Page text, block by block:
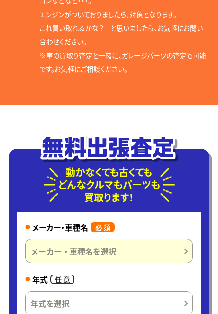
エンジンがついておりましたら、対象となります。
これ買い取れるかな？ と思いましたら、お気軽にお問い
合わせください。
※車の買取り査定と一緒に、ガレージパーツの査定も可能
です。お気軽にご相談ください。
動かなくても古くても
どんなクルマもパーツも
買取ります！
メーカー・車種名 必 須
年式 任 意